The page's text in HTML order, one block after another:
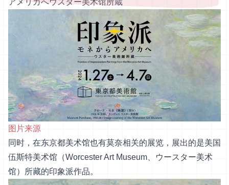
アメリカへウスター美术馆所蔵
图片来源
同时，在东京都美术馆也有莫奈相关的展览，展出的是美国
伍斯特美术馆（Worcester Art Museum、ウースター美术
馆）所藏的印象派作品。